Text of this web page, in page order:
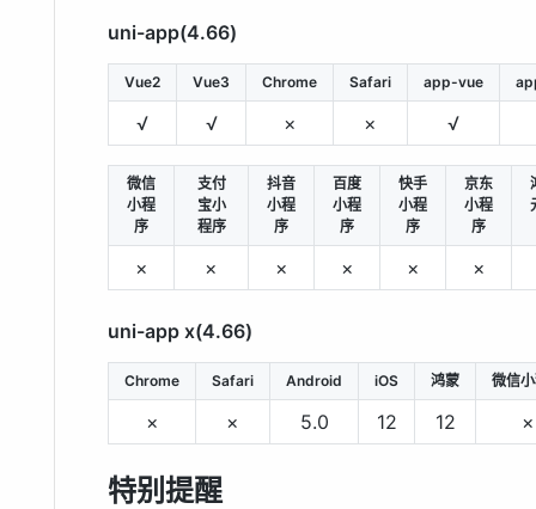
uni-app(4.66)
Vue2 Vue3 Chrome Safari app-vue
√ √ × × √
微信
小程
序
支付
宝小
程序
抖音
小程
序
百度
小程
序
快手
小程
序
京东
小程
序
× × × × × ×
uni-app x(4.66)
Chrome Safari Android iOS 鸿蒙 微信
× × 5.0 12 12 ×
特别提醒